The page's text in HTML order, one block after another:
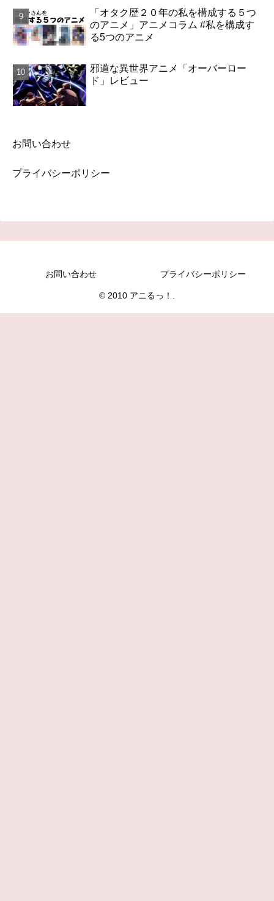
「オタク歴２０年の私を構成する５つ
のアニメ」アニメコラム #私を構成す
る5つのアニメ
邪道な異世界アニメ「オーバーロー
ド」レビュー
お問い合わせ
プライバシーポリシー
お問い合わせ プライバシーポリシー
© 2010 アニるっ！.